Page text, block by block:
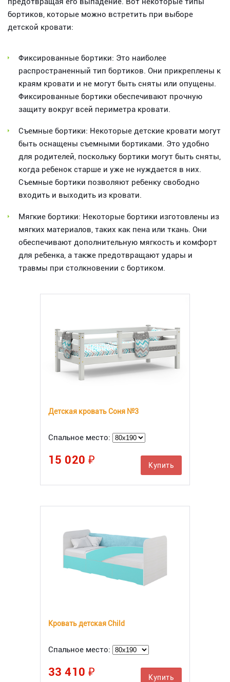
бортиков, которые можно встретить при выборе
детской кровати:
Фиксированные бортики: Это наиболее
распространенный тип бортиков. Они прикреплены к
краям кровати и не могут быть сняты или опущены.
Фиксированные бортики обеспечивают прочную
защиту вокруг всей периметра кровати.
Съемные бортики: Некоторые детские кровати могут
быть оснащены съемными бортиками. Это удобно
для родителей, поскольку бортики могут быть сняты,
когда ребенок старше и уже не нуждается в них.
Съемные бортики позволяют ребенку свободно
входить и выходить из кровати.
Мягкие бортики: Некоторые бортики изготовлены из
мягких материалов, таких как пена или ткань. Они
обеспечивают дополнительную мягкость и комфорт
для ребенка, а также предотвращают удары и
травмы при столкновении с бортиком.
Детская кровать Соня №3
Спальное место:
15 020 ₽ Купить
Кровать детская Child
Спальное место:
33 410 ₽ Купить